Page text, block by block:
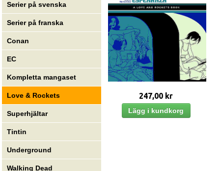
Serier på svenska
Serier på franska
Conan
EC
Kompletta mangaset
Love & Rockets
Superhjältar
Tintin
Underground
Walking Dead
247,00 kr